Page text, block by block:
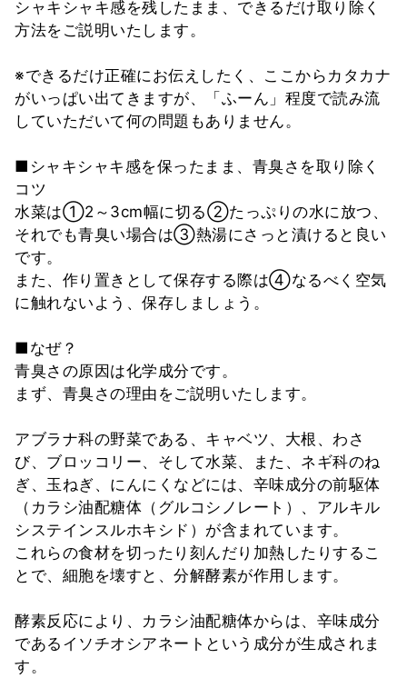
シャキシャキ感を残したまま、できるだけ取り除く
方法をご説明いたします。
※できるだけ正確にお伝えしたく、ここからカタカナ
がいっぱい出てきますが、「ふーん」程度で読み流
していただいて何の問題もありません。
■シャキシャキ感を保ったまま、青臭さを取り除く
コツ
水菜は①2～3cm幅に切る②たっぷりの水に放つ、
それでも青臭い場合は③熱湯にさっと漬けると良い
です。
また、作り置きとして保存する際は④なるべく空気
に触れないよう、保存しましょう。
■なぜ？
青臭さの原因は化学成分です。
まず、青臭さの理由をご説明いたします。
アブラナ科の野菜である、キャベツ、大根、わさ
び、ブロッコリー、そして水菜、また、ネギ科のね
ぎ、玉ねぎ、にんにくなどには、辛味成分の前駆体
（カラシ油配糖体（グルコシノレート）、アルキル
システインスルホキシド）が含まれています。
これらの食材を切ったり刻んだり加熱したりするこ
とで、細胞を壊すと、分解酵素が作用します。
酵素反応により、カラシ油配糖体からは、辛味成分
であるイソチオシアネートという成分が生成されま
す。